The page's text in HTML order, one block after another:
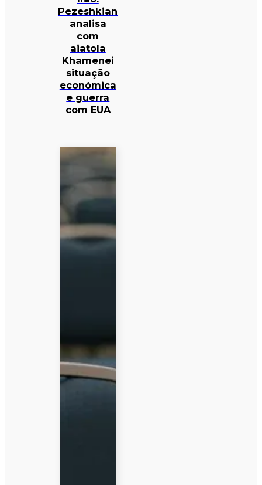
Pezeshkian
analisa
com
aiatola
Khamenei
situação
económica
e guerra
com EUA